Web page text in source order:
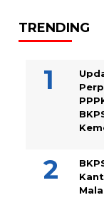
TRENDING